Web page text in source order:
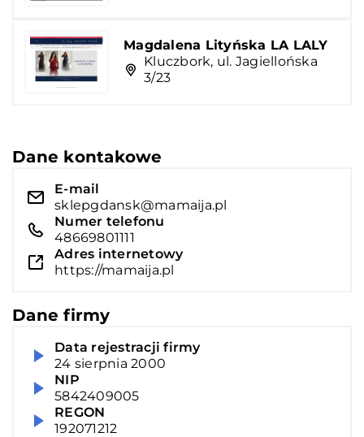
Magdalena Lityńska LA LALY
Kluczbork, ul. Jagiellońska
3/23
Dane kontakowe
E-mail
sklepgdansk@mamaija.pl
Numer telefonu
48669801111
Adres internetowy
https://mamaija.pl
Dane firmy
Data rejestracji firmy
24 sierpnia 2000
NIP
5842409005
REGON
192071212